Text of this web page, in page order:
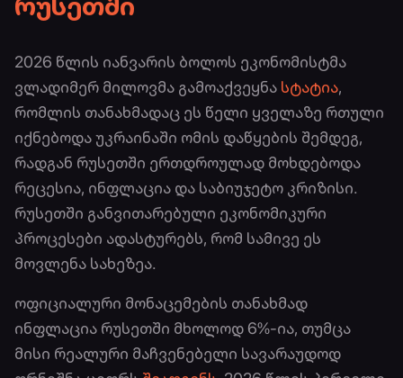
2026 წლის იანვარის ბოლოს ეკონომისტმა
ვლადიმერ მილოვმა გამოაქვეყნა სტატია,
რომლის თანახმადაც ეს წელი ყველაზე რთული
იქნებოდა უკრაინაში ომის დაწყების შემდეგ,
რადგან რუსეთში ერთდროულად მოხდებოდა
რეცესია, ინფლაცია და საბიუჯეტო კრიზისი.
რუსეთში განვითარებული ეკონომიკური
პროცესები ადასტურებს, რომ სამივე ეს
მოვლენა სახეზეა.
ოფიციალური მონაცემების თანახმად
ინფლაცია რუსეთში მხოლოდ 6%-ია, თუმცა
მისი რეალური მაჩვენებელი სავარაუდოდ